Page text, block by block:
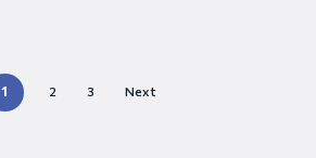
1 2 3 Next